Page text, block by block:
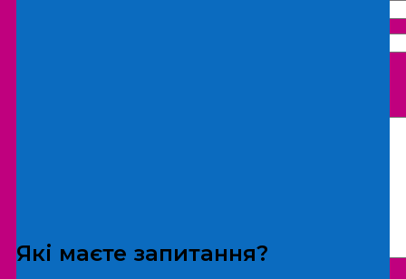
Які маєте запитання?